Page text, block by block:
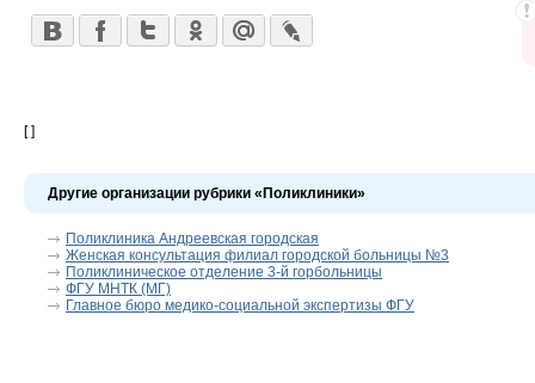
[ ]
Другие организации рубрики «Поликлиники»
Поликлиника Андреевская городская
Женская консультация филиал городской больницы №3
Поликлиническое отделение 3-й горбольницы
ФГУ МНТК (МГ)
Главное бюро медико-социальной экспертизы ФГУ